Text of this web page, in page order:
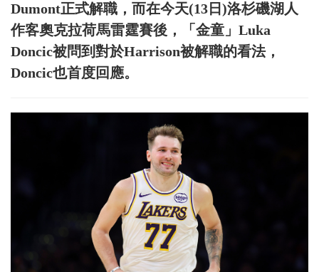
Dumont正式解職，而在今天(13日)洛杉磯湖人
作客奧克拉荷馬雷霆賽後，「金童」Luka
Doncic被問到對於Harrison被解職的看法，
Doncic也首度回應。